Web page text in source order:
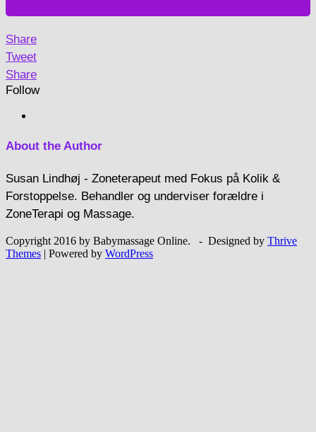
Share
Tweet
Share
Follow
About the Author
Susan Lindhøj - Zoneterapeut med Fokus på Kolik &
Forstoppelse. Behandler og underviser forældre i
ZoneTerapi og Massage.
Copyright 2016 by Babymassage Online. - Designed by Thrive
Themes | Powered by WordPress